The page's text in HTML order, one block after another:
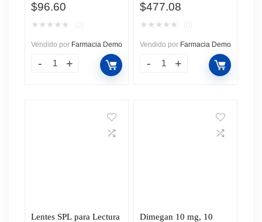
$96.60
★ ★ ★ ★ ★
Vendido por Farmacia Demo
$477.08
★ ★ ★ ★ ★
Vendido por Farmacia Demo
Lentes SPL para Lectura
Dimegan 10 mg, 10